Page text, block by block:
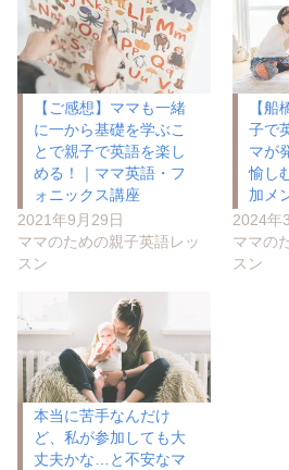
【ご感想】ママも一緒
に一から基礎を学ぶこ
とで親子で英語を楽し
める！｜ママ英語・フ
ォニックス講座
2021年9月29日
ママのための親子英語レッ
スン
【船
子で
マが
愉し
加メ
2024年
ママの
スン
本当に苦手なんだけ
ど、私が参加しても大
丈夫かな…と不安なマ